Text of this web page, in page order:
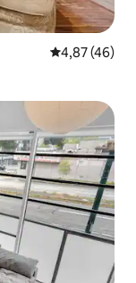
Note
4,87 (46)